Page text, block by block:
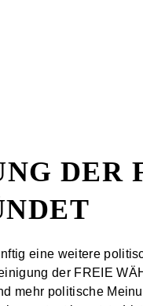
DER
eine weitere
der FREIE
mehr politische